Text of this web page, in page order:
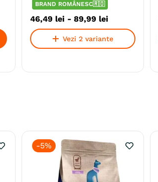
BRAND ROMÂNESC🇷🇴
46,49 lei - 89,99 lei
Vezi 2 variante
-5%